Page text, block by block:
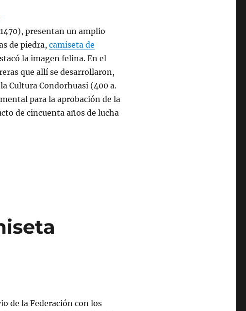
presentan un amplio
de piedra,camiseta de
la imagen felina. En el
que allí se desarrollaron,
Cultura Condorhuasi (400 a.
para la aprobación de la
de cincuenta años de lucha
de la Federación con los